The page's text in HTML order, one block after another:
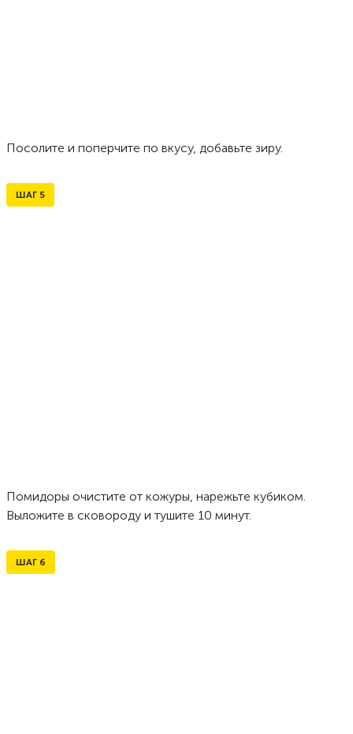
Посолите и поперчите по вкусу, добавьте зиру.
ШАГ 5
Помидоры очистите от кожуры, нарежьте кубиком.
Выложите в сковороду и тушите 10 минут.
ШАГ 6